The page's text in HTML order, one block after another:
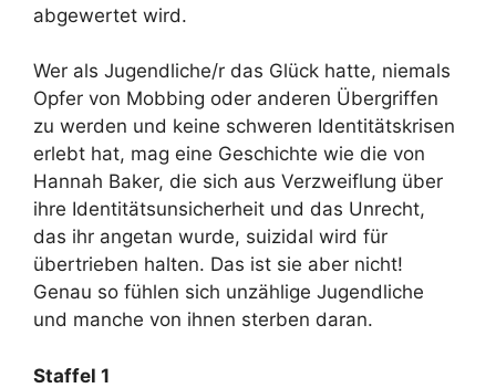
abgewertet wird.
Wer als Jugendliche/r das Glück hatte, niemals
Opfer von Mobbing oder anderen Übergriffen
zu werden und keine schweren Identitätskrisen
erlebt hat, mag eine Geschichte wie die von
Hannah Baker, die sich aus Verzweiflung über
ihre Identitätsunsicherheit und das Unrecht,
das ihr angetan wurde, suizidal wird für
übertrieben halten. Das ist sie aber nicht!
Genau so fühlen sich unzählige Jugendliche
und manche von ihnen sterben daran.
Staffel 1